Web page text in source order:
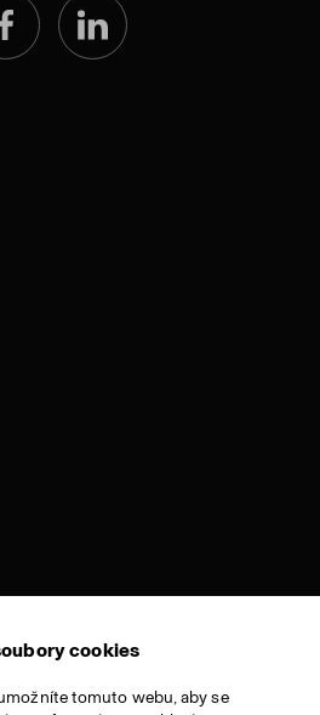
LinkedIn
cookies
tomuto webu, aby se